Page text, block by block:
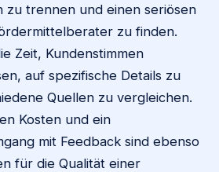
zu trennen und einen seriösen
zu finden.
Zeit, Kundenstimmen
auf spezifische Details zu
Quellen zu vergleichen.
Kosten und ein
mit Feedback sind ebenso
für die Qualität einer